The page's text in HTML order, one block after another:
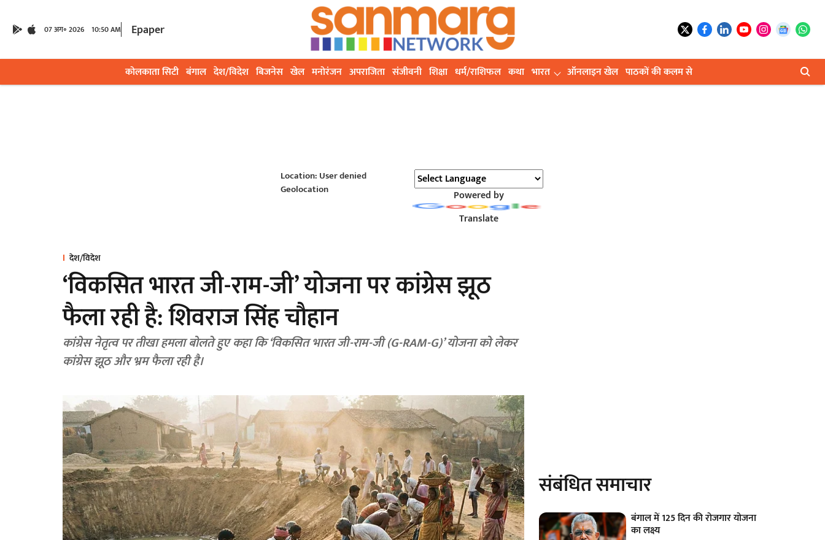
07 अग॰ 2026 10:50 AM Epaper
कोलकाता सिटी बंगाल देश/विदेश बिजनेस खेल मनोरंजन अपराजिता संजीवनी शिक्षा धर्म/राशिफल कथा भारत ऑनलाइन खेल पाठकों की कलम से
Location: User denied
Geolocation
Powered by
Translate
देश/विदेश
‘विकसित भारत जी-राम-जी’ योजना पर कांग्रेस झूठ
फैला रही है: शिवराज सिंह चौहान
कांग्रेस नेतृत्व पर तीखा हमला बोलते हुए कहा कि ‘विकसित भारत जी-राम-जी (G-RAM-G)’ योजना को लेकर
कांग्रेस झूठ और भ्रम फैला रही है।
संबंधित समाचार
बंगाल में 125 दिन की रोजगार योजना
का लक्ष्य